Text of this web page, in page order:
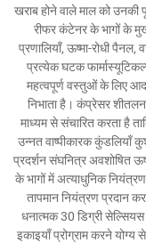
खराब होने वाले माल को उनकी
रीफर कंटेनर के भागों के
प्रणालियाँ, ऊष्मा-रोधी
प्रत्येक घटक
महत्वपूर्ण वस्तुओं के लिए
निभाता है। कंप्रेसर
माध्यम से संचारित करता है
उन्नत वाष्पीकारक कुंडलियाँ
प्रदर्शन संघनित्र अवशोषित
के भागों में अत्याधुनिक
तापमान नियंत्रण प्रदान
धनात्मक 30 डिग्री सेल्सियस
इकाइयाँ प्रोग्राम करने